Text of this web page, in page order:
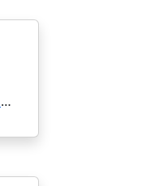
露天風呂のほか、ミストサウナなどが揃う。